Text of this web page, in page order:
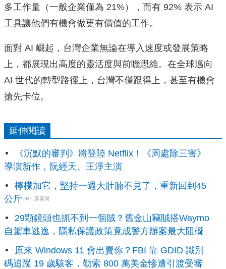
多工作量（一般企業僅為 21%），而有 92% 表示 AI
工具讓他們有機會做更有價值的工作。
面對 AI 崛起，台灣企業無論在導入速度或發展策略
上，都展現出高度的靈活度與前瞻思維。在全球邁向
AI 世代的轉型路徑上，台灣不僅跟得上，甚至有機會
搶先卡位。
延伸閱讀
《沉默的審判》將登陸 Netflix！《周處除三害》
導演新作，阮經天、王淨主演
檸檬加它，堅持一週大肚腩不見了，重新回到45
公斤PR・新素簡
29顆鏡頭也抓不到一個賊？舊金山竊賊搭Waymo
自駕車逃逸，隱私保護政策竟成警方辦案最大阻礙
原來 Windows 11 會出賣你？FBI 靠 GDID 識別
碼追蹤 19 歲駭客，勒索 800 萬美金慘遭引渡受審